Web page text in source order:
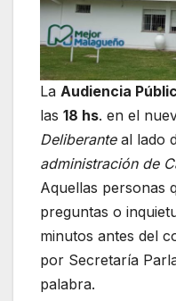
La Audiencia
las 18 hs. en el
Deliberanteal lado
administración de
Aquellas personas
preguntas o
minutos antes del
por Secretaría
palabra.